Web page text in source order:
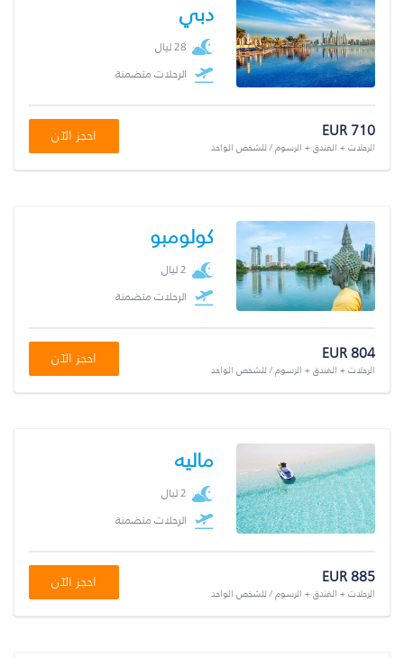
دبي
28 ليال
الرحلات متضمنة
EUR 710
الرحلات + الفندق + الرسوم / للشخص الواحد
احجز الآن
كولومبو
2 ليال
الرحلات متضمنة
EUR 804
الرحلات + الفندق + الرسوم / للشخص الواحد
احجز الآن
ماليه
2 ليال
الرحلات متضمنة
EUR 885
الرحلات + الفندق + الرسوم / للشخص الواحد
احجز الآن